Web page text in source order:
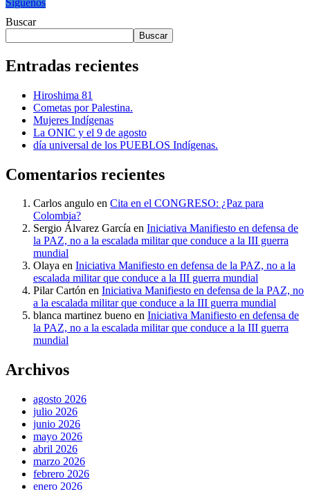
Buscar
Buscar
Entradas recientes
Hiroshima 81
Cometas por Palestina.
Mujeres Indígenas
La ONIC y el 9 de agosto
día universal de los PUEBLOS Indígenas.
Comentarios recientes
Carlos angulo en Cita en el CONGRESO: ¿Paz para
Colombia?
Sergio Álvarez García en Iniciativa Manifiesto en defensa de
la PAZ, no a la escalada militar que conduce a la III guerra
mundial
Olaya en Iniciativa Manifiesto en defensa de la PAZ, no a la
escalada militar que conduce a la III guerra mundial
Pilar Cartón en Iniciativa Manifiesto en defensa de la PAZ, no
a la escalada militar que conduce a la III guerra mundial
blanca martinez bueno en Iniciativa Manifiesto en defensa de
la PAZ, no a la escalada militar que conduce a la III guerra
mundial
Archivos
agosto 2026
julio 2026
junio 2026
mayo 2026
abril 2026
marzo 2026
febrero 2026
enero 2026